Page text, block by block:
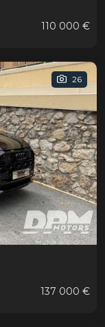
110 000 €
26
137 000 €